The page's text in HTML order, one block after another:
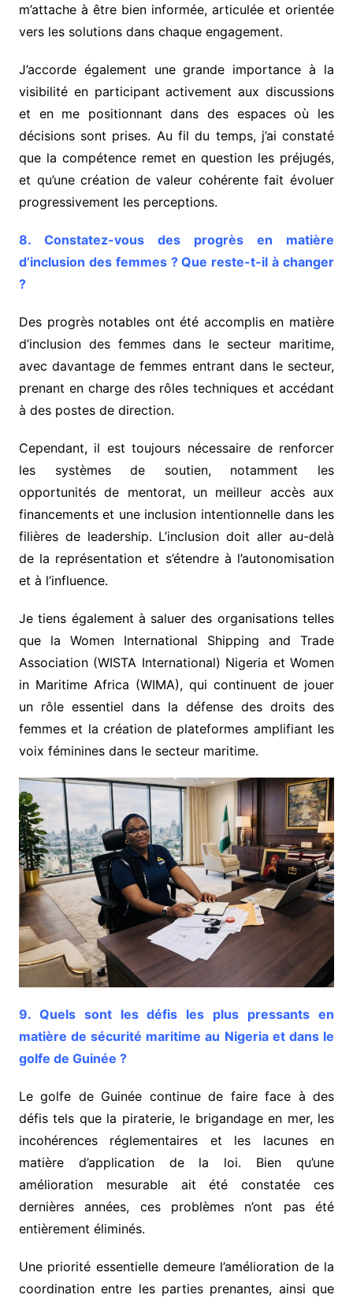
m’attache à être bien informée, articulée et orientée
vers les solutions dans chaque engagement.
J’accorde également une grande importance à la
visibilité en participant activement aux discussions
et en me positionnant dans des espaces où les
décisions sont prises. Au fil du temps, j’ai constaté
que la compétence remet en question les préjugés,
et qu’une création de valeur cohérente fait évoluer
progressivement les perceptions.
8. Constatez-vous des progrès en matière
d’inclusion des femmes ? Que reste-t-il à changer
?
Des progrès notables ont été accomplis en matière
d’inclusion des femmes dans le secteur maritime,
avec davantage de femmes entrant dans le secteur,
prenant en charge des rôles techniques et accédant
à des postes de direction.
Cependant, il est toujours nécessaire de renforcer
les systèmes de soutien, notamment les
opportunités de mentorat, un meilleur accès aux
financements et une inclusion intentionnelle dans les
filières de leadership. L’inclusion doit aller au-delà
de la représentation et s’étendre à l’autonomisation
et à l’influence.
Je tiens également à saluer des organisations telles
que la Women International Shipping and Trade
Association (WISTA International) Nigeria et Women
in Maritime Africa (WIMA), qui continuent de jouer
un rôle essentiel dans la défense des droits des
femmes et la création de plateformes amplifiant les
voix féminines dans le secteur maritime.
9. Quels sont les défis les plus pressants en
matière de sécurité maritime au Nigeria et dans le
golfe de Guinée ?
Le golfe de Guinée continue de faire face à des
défis tels que la piraterie, le brigandage en mer, les
incohérences réglementaires et les lacunes en
matière d’application de la loi. Bien qu’une
amélioration mesurable ait été constatée ces
dernières années, ces problèmes n’ont pas été
entièrement éliminés.
Une priorité essentielle demeure l’amélioration de la
coordination entre les parties prenantes, ainsi que